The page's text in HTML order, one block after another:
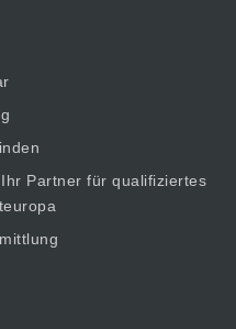
Partner für qualifiziertes